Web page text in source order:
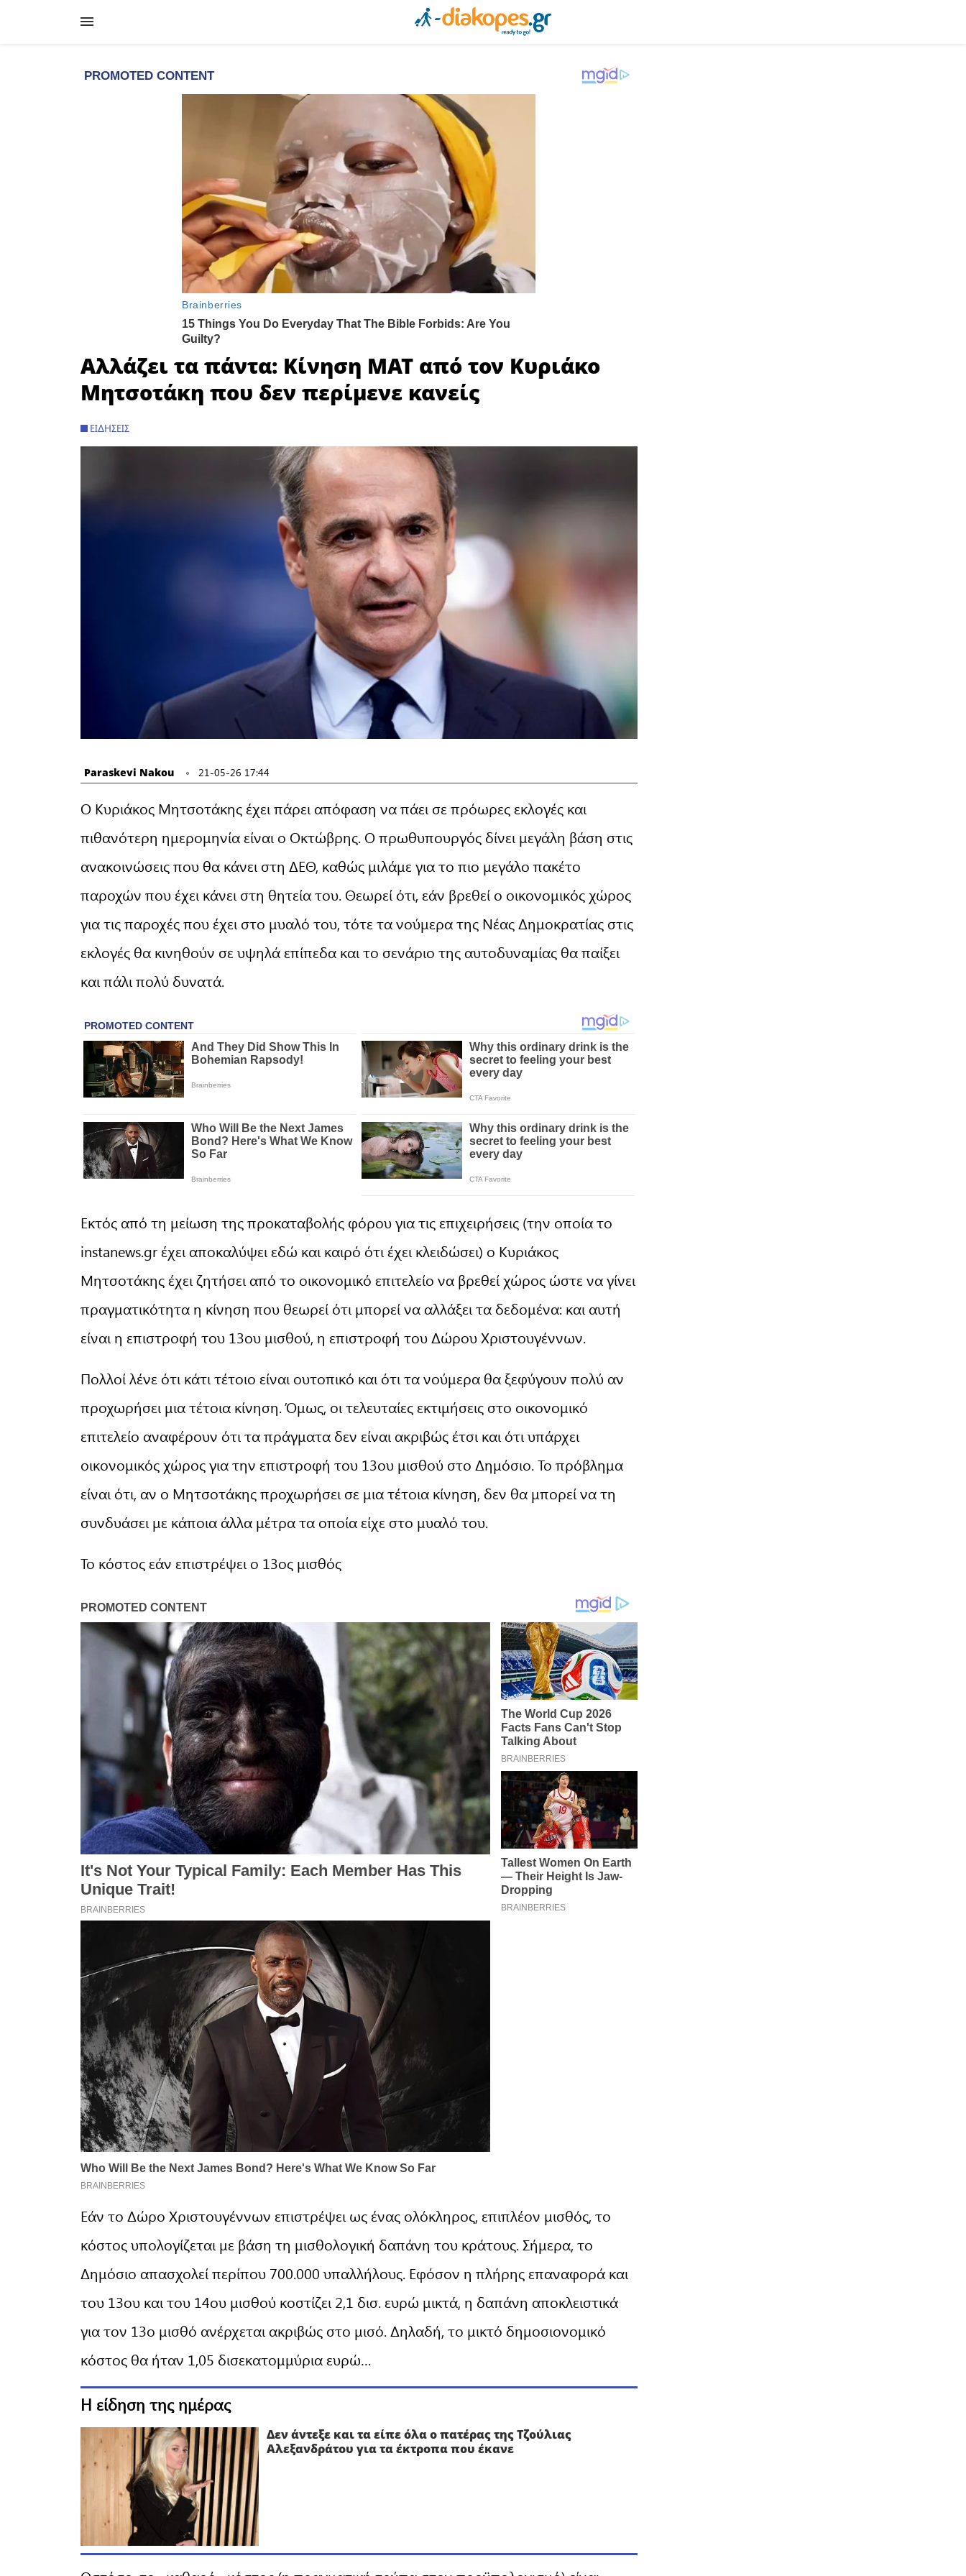
Αλλάζει τα πάντα: Κίνηση ΜΑΤ από τον Κυριάκο
Μητσοτάκη που δεν περίμενε κανείς
ΕΙΔΉΣΕΙΣ
Paraskevi Nakou 21-05-26 17:44
Ο Κυριάκος Μητσοτάκης έχει πάρει απόφαση να πάει σε πρόωρες εκλογές και
πιθανότερη ημερομηνία είναι ο Οκτώβρης. Ο πρωθυπουργός δίνει μεγάλη βάση στις
ανακοινώσεις που θα κάνει στη ΔΕΘ, καθώς μιλάμε για το πιο μεγάλο πακέτο
παροχών που έχει κάνει στη θητεία του. Θεωρεί ότι, εάν βρεθεί ο οικονομικός χώρος
για τις παροχές που έχει στο μυαλό του, τότε τα νούμερα της Νέας Δημοκρατίας στις
εκλογές θα κινηθούν σε υψηλά επίπεδα και το σενάριο της αυτοδυναμίας θα παίξει
και πάλι πολύ δυνατά.
Εκτός από τη μείωση της προκαταβολής φόρου για τις επιχειρήσεις (την οποία το
instanews.gr έχει αποκαλύψει εδώ και καιρό ότι έχει κλειδώσει) ο Κυριάκος
Μητσοτάκης έχει ζητήσει από το οικονομικό επιτελείο να βρεθεί χώρος ώστε να γίνει
πραγματικότητα η κίνηση που θεωρεί ότι μπορεί να αλλάξει τα δεδομένα: και αυτή
είναι η επιστροφή του 13ου μισθού, η επιστροφή του Δώρου Χριστουγέννων.
Πολλοί λένε ότι κάτι τέτοιο είναι ουτοπικό και ότι τα νούμερα θα ξεφύγουν πολύ αν
προχωρήσει μια τέτοια κίνηση. Όμως, οι τελευταίες εκτιμήσεις στο οικονομικό
επιτελείο αναφέρουν ότι τα πράγματα δεν είναι ακριβώς έτσι και ότι υπάρχει
οικονομικός χώρος για την επιστροφή του 13ου μισθού στο Δημόσιο. Το πρόβλημα
είναι ότι, αν ο Μητσοτάκης προχωρήσει σε μια τέτοια κίνηση, δεν θα μπορεί να τη
συνδυάσει με κάποια άλλα μέτρα τα οποία είχε στο μυαλό του.
Το κόστος εάν επιστρέψει ο 13ος μισθός
Εάν το Δώρο Χριστουγέννων επιστρέψει ως ένας ολόκληρος, επιπλέον μισθός, το
κόστος υπολογίζεται με βάση τη μισθολογική δαπάνη του κράτους. Σήμερα, το
Δημόσιο απασχολεί περίπου 700.000 υπαλλήλους. Εφόσον η πλήρης επαναφορά και
του 13ου και του 14ου μισθού κοστίζει 2,1 δισ. ευρώ μικτά, η δαπάνη αποκλειστικά
για τον 13ο μισθό ανέρχεται ακριβώς στο μισό. Δηλαδή, το μικτό δημοσιονομικό
κόστος θα ήταν 1,05 δισεκατομμύρια ευρώ…
Η είδηση της ημέρας
Δεν άντεξε και τα είπε όλα ο πατέρας της Τζούλιας
Αλεξανδράτου για τα έκτροπα που έκανε